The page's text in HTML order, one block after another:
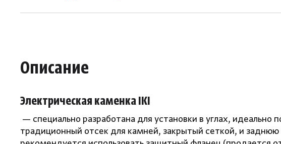
Описание
Электрическая каменка IKI
— специально разработана для установки в углах,
традиционный отсек для камней, закрытый сеткой, и